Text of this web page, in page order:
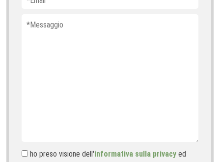
ho preso visione dell'informativa sulla privacy ed